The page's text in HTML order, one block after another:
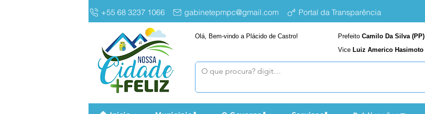
+55 68 3237 1066 gabinetepmpc@gmail.com Portal da Transparência
Olá, Bem-vindo a Plácido de Castro! Prefeito Camilo Da Silva (PP)
Vice Luiz Americo Hasimoto